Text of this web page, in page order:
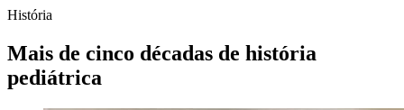
História
Mais de cinco décadas de história
pediátrica